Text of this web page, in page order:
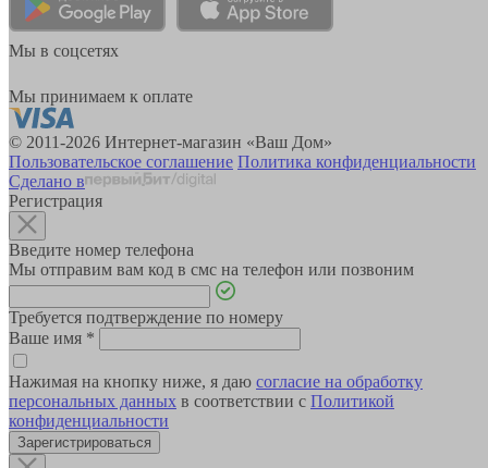
Мы в соцсетях
Мы принимаем к оплате
© 2011-2026 Интернет-магазин «Ваш Дом»
Пользовательское соглашение Политика конфиденциальности
Сделано в
Регистрация
Введите номер телефона
Мы отправим вам код в смс на телефон или позвоним
Требуется подтверждение по номеру
Ваше имя *
Нажимая на кнопку ниже, я даю согласие на обработку
персональных данных в соответствии с Политикой
конфиденциальности
Зарегистрироваться